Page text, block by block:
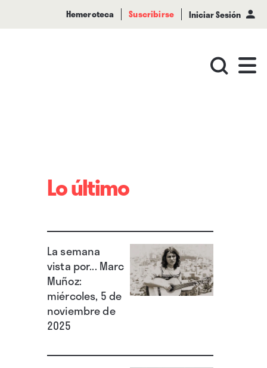
Hemeroteca Suscribirse Iniciar Sesión
Lo último
La semana
vista por... Marc
Muñoz:
miércoles, 5 de
noviembre de
2025